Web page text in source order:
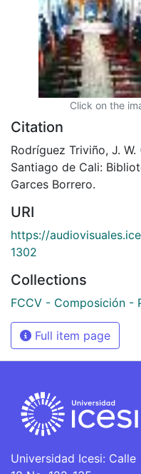
Click on the
Citation
Rodríguez Triviño, J.
Santiago de Cali:
Garces Borrero.
URI
https://
1302
Collections
FCCV - Composición -
Full item page
Universidad Icesi: Calle